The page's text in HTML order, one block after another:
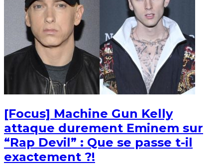
[Focus] Machine Gun Kelly
attaque durement Eminem sur
“Rap Devil” : Que se passe t-il
exactement ?!